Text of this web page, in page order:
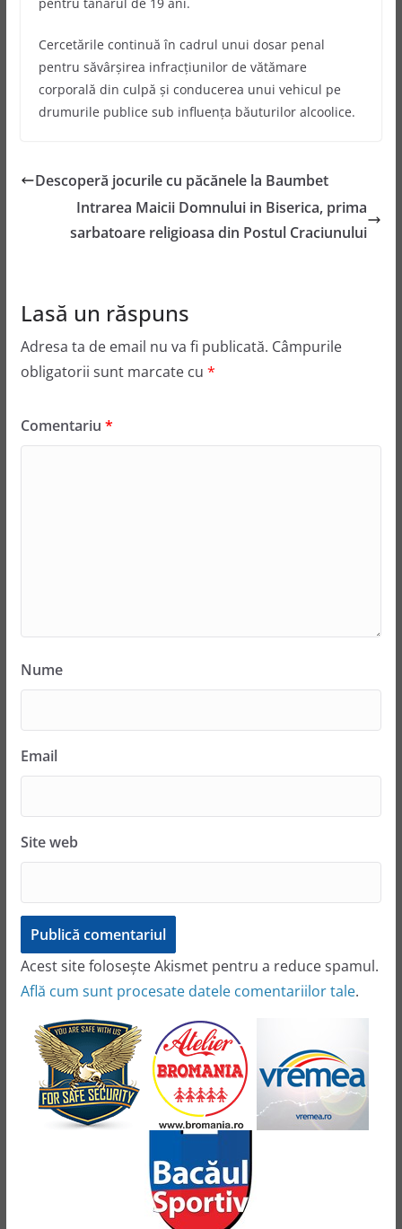
Cercetările continuă în cadrul unui dosar penal
pentru săvârșirea infracţiunilor de vătămare
corporală din culpă şi conducerea unui vehicul pe
drumurile publice sub influenţa băuturilor alcoolice.
Descoperă jocurile cu păcănele la Baumbet
Intrarea Maicii Domnului in Biserica, prima
sarbatoare religioasa din Postul Craciunului
Lasă un răspuns
Adresa ta de email nu va fi publicată. Câmpurile
obligatorii sunt marcate cu *
Comentariu *
Nume
Email
Site web
Acest site folosește Akismet pentru a reduce spamul.
Află cum sunt procesate datele comentariilor tale.